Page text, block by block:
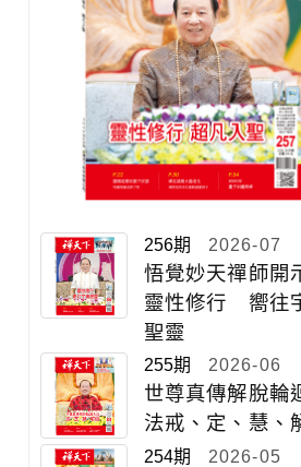
256期 2026-07
悟覺妙天禪師開
靈性修行 嚮往
聖靈
255期 2026-06
世尊真傳解脫輪
法戒、定、慧、
254期 2026-05